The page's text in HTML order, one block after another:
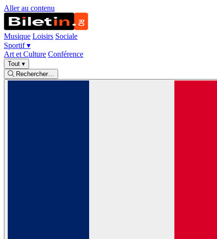
Aller au contenu
Musique Loisirs Sociale
Sportif▾
Art et Culture Conférence
Tout ▾
Rechercher…